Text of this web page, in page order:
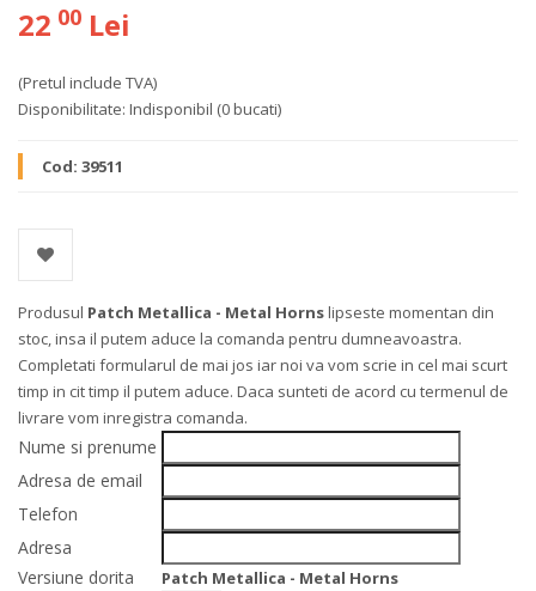
22 00 Lei
(Pretul include TVA)
Disponibilitate: Indisponibil (0 bucati)
Cod: 39511
Produsul Patch Metallica - Metal Hornslipseste momentan din
stoc, insa il putem aduce la comanda pentru dumneavoastra.
Completati formularul de mai jos iar noi va vom scrie in cel mai scurt
timp in cit timp il putem aduce. Daca sunteti de acord cu termenul de
livrare vom inregistra comanda.
Nume si prenume
Adresa de email
Telefon
Adresa
Versiune dorita
Patch Metallica - Metal Horns